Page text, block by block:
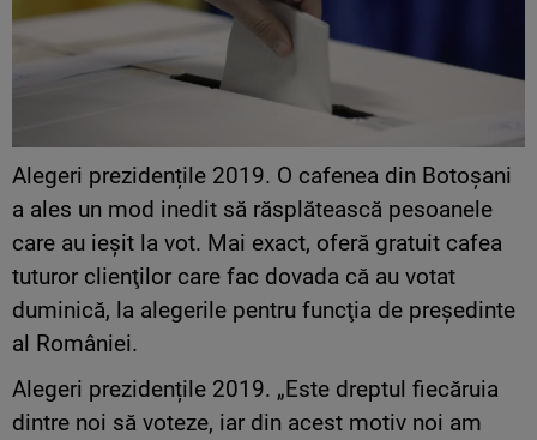
Alegeri prezidențile 2019. O cafenea din Botoşani
a ales un mod inedit să răsplătească pesoanele
care au ieșit la vot. Mai exact, oferă gratuit cafea
tuturor clienţilor care fac dovada că au votat
duminică, la alegerile pentru funcţia de preşedinte
al României.
Alegeri prezidențile 2019. „Este dreptul fiecăruia
dintre noi să voteze, iar din acest motiv noi am